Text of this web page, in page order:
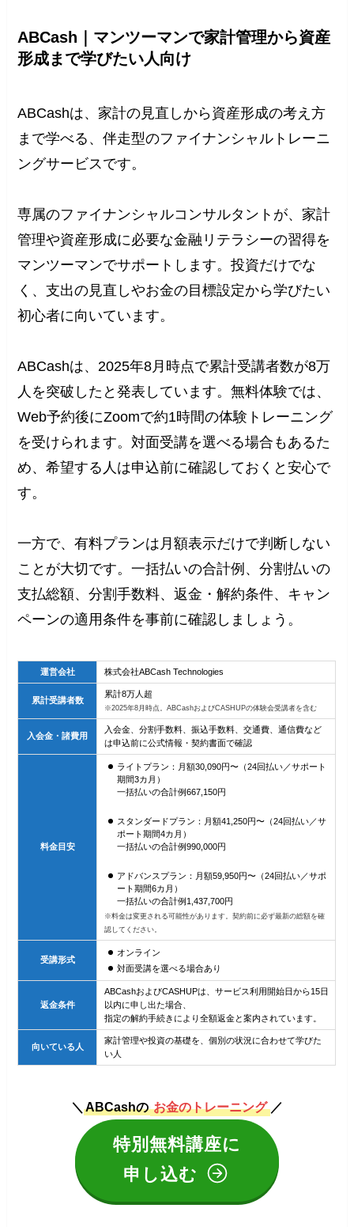
ABCash｜マンツーマンで家計管理から資産
形成まで学びたい人向け
ABCashは、家計の見直しから資産形成の考え方
まで学べる、伴走型のファイナンシャルトレーニ
ングサービスです。
専属のファイナンシャルコンサルタントが、家計
管理や資産形成に必要な金融リテラシーの習得を
マンツーマンでサポートします。投資だけでな
く、支出の見直しやお金の目標設定から学びたい
初心者に向いています。
ABCashは、2025年8月時点で累計受講者数が8万
人を突破したと発表しています。無料体験では、
Web予約後にZoomで約1時間の体験トレーニング
を受けられます。対面受講を選べる場合もあるた
め、希望する人は申込前に確認しておくと安心で
す。
一方で、有料プランは月額表示だけで判断しない
ことが大切です。一括払いの合計例、分割払いの
支払総額、分割手数料、返金・解約条件、キャン
ペーンの適用条件を事前に確認しましょう。
運営会社 株式会社ABCash Technologies
累計受講者数
累計8万人超
※2025年8月時点。ABCashおよびCASHUPの体験会受講者を含む
入会金・諸費用
入会金、分割手数料、振込手数料、交通費、通信費など
は申込前に公式情報・契約書面で確認
料金目安
ライトプラン：月額30,090円〜（24回払い／サポート
期間3カ月）
一括払いの合計例667,150円
スタンダードプラン：月額41,250円〜（24回払い／サ
ポート期間4カ月）
一括払いの合計例990,000円
アドバンスプラン：月額59,950円〜（24回払い／サポ
ート期間6カ月）
一括払いの合計例1,437,700円
※料金は変更される可能性があります。契約前に必ず最新の総額を確
認してください。
受講形式
オンライン
対面受講を選べる場合あり
返金条件
ABCashおよびCASHUPは、サービス利用開始日から15日
以内に申し出た場合、
指定の解約手続きにより全額返金と案内されています。
向いている人
家計管理や投資の基礎を、個別の状況に合わせて学びた
い人
＼ ABCashの お金のトレーニング ／
特別無料講座に
申し込む